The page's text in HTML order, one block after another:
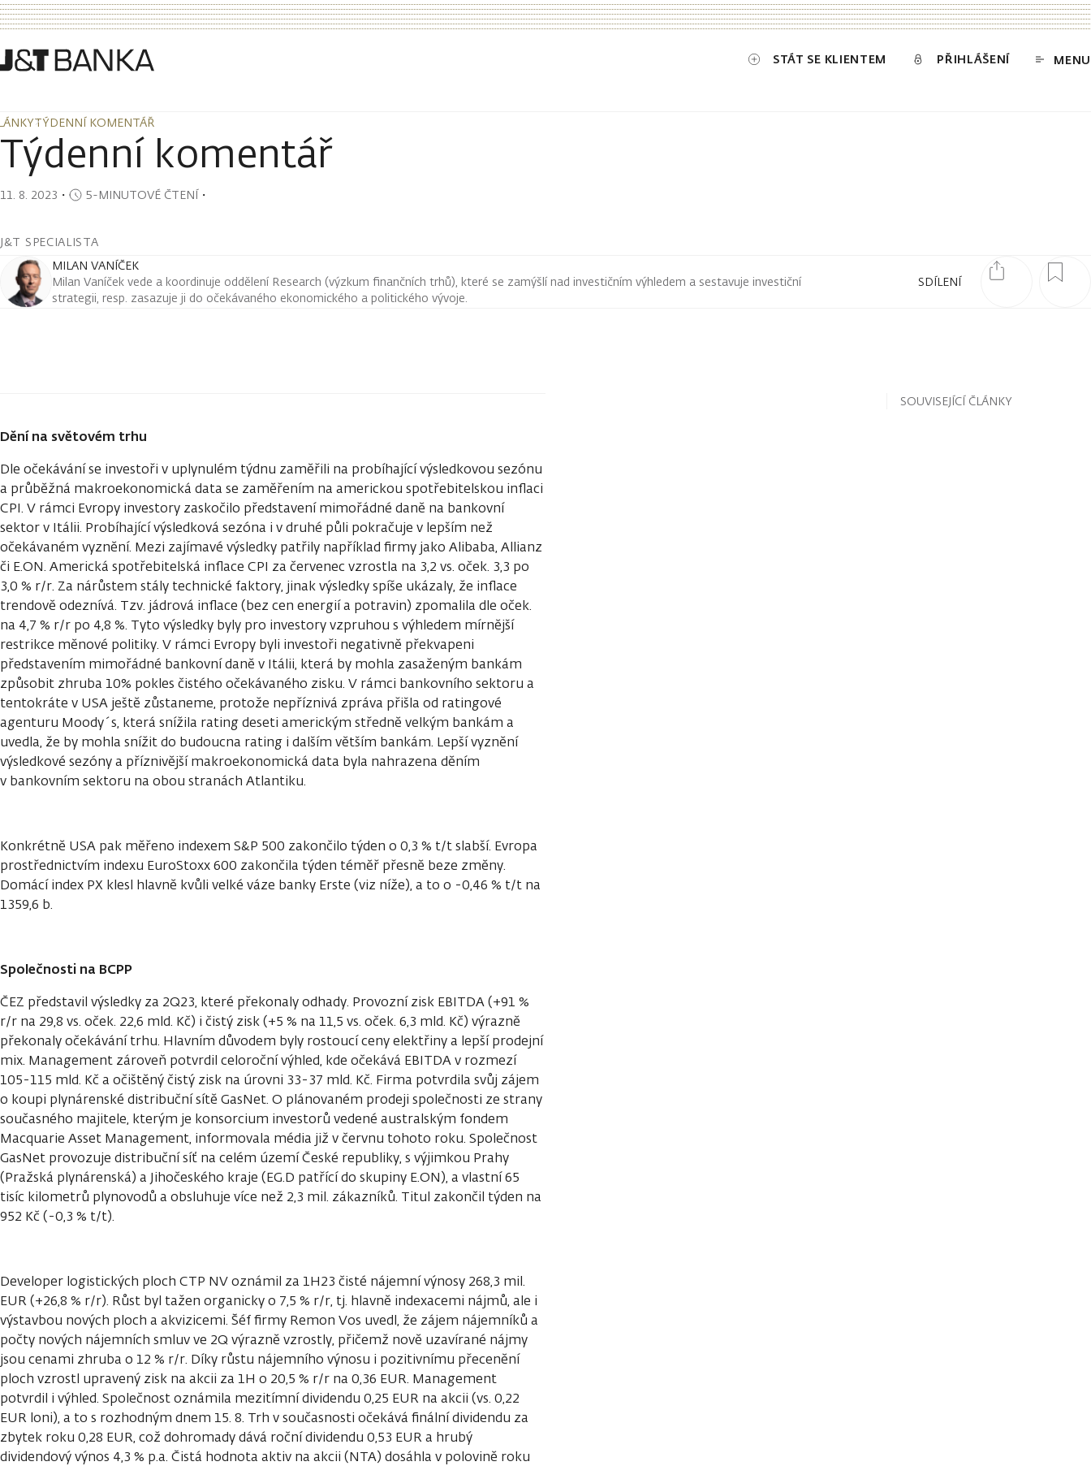
STÁT SE KLIENTEM PŘIHLÁŠENÍ MENU
TÝDENNÍ KOMENTÁŘ
TÝDENNÍ KOMENTÁŘ
Týdenní komentář
11. 8. 2023 ・ 5-MINUTOVÉ ČTENÍ・
J&T SPECIALISTA
SDÍLENÍ
MILAN VANÍČEK
Milan Vaníček vede a koordinuje oddělení Research (výzkum finančních trhů), které se zamýšlí nad investičním výhledem a sestavuje investiční
strategii, resp. zasazuje ji do očekávaného ekonomického a politického vývoje.
Dění na světovém trhu
Dle očekávání se investoři v uplynulém týdnu zaměřili na probíhající výsledkovou sezónu
a průběžná makroekonomická data se zaměřením na americkou spotřebitelskou inflaci
CPI. V rámci Evropy investory zaskočilo představení mimořádné daně na bankovní
sektor v Itálii. Probíhající výsledková sezóna i v druhé půli pokračuje v lepším než
očekávaném vyznění. Mezi zajímavé výsledky patřily například firmy jako Alibaba, Allianz
či E.ON. Americká spotřebitelská inflace CPI za červenec vzrostla na 3,2 vs. oček. 3,3 po
3,0 % r/r. Za nárůstem stály technické faktory, jinak výsledky spíše ukázaly, že inflace
trendově odeznívá. Tzv. jádrová inflace (bez cen energií a potravin) zpomalila dle oček.
na 4,7 % r/r po 4,8 %. Tyto výsledky byly pro investory vzpruhou s výhledem mírnější
restrikce měnové politiky. V rámci Evropy byli investoři negativně překvapeni
představením mimořádné bankovní daně v Itálii, která by mohla zasaženým bankám
způsobit zhruba 10% pokles čistého očekávaného zisku. V rámci bankovního sektoru a
tentokráte v USA ještě zůstaneme, protože nepříznivá zpráva přišla od ratingové
agenturu Moody´s, která snížila rating deseti americkým středně velkým bankám a
uvedla, že by mohla snížit do budoucna rating i dalším větším bankám. Lepší vyznění
výsledkové sezóny a příznivější makroekonomická data byla nahrazena děním
v bankovním sektoru na obou stranách Atlantiku.
Konkrétně USA pak měřeno indexem S&P 500 zakončilo týden o 0,3 % t/t slabší. Evropa
prostřednictvím indexu EuroStoxx 600 zakončila týden téměř přesně beze změny.
Domácí index PX klesl hlavně kvůli velké váze banky Erste (viz níže), a to o -0,46 % t/t na
1359,6 b.
Společnosti na BCPP
ČEZ představil výsledky za 2Q23, které překonaly odhady. Provozní zisk EBITDA (+91 %
r/r na 29,8 vs. oček. 22,6 mld. Kč) i čistý zisk (+5 % na 11,5 vs. oček. 6,3 mld. Kč) výrazně
překonaly očekávání trhu. Hlavním důvodem byly rostoucí ceny elektřiny a lepší prodejní
mix. Management zároveň potvrdil celoroční výhled, kde očekává EBITDA v rozmezí
105-115 mld. Kč a očištěný čistý zisk na úrovni 33-37 mld. Kč. Firma potvrdila svůj zájem
o koupi plynárenské distribuční sítě GasNet. O plánovaném prodeji společnosti ze strany
současného majitele, kterým je konsorcium investorů vedené australským fondem
Macquarie Asset Management, informovala média již v červnu tohoto roku. Společnost
GasNet provozuje distribuční síť na celém území České republiky, s výjimkou Prahy
(Pražská plynárenská) a Jihočeského kraje (EG.D patřící do skupiny E.ON), a vlastní 65
tisíc kilometrů plynovodů a obsluhuje více než 2,3 mil. zákazníků. Titul zakončil týden na
952 Kč (-0,3 % t/t).
Developer logistických ploch CTP NV oznámil za 1H23 čisté nájemní výnosy 268,3 mil.
EUR (+26,8 % r/r). Růst byl tažen organicky o 7,5 % r/r, tj. hlavně indexacemi nájmů, ale i
výstavbou nových ploch a akvizicemi. Šéf firmy Remon Vos uvedl, že zájem nájemníků a
počty nových nájemních smluv ve 2Q výrazně vzrostly, přičemž nově uzavírané nájmy
jsou cenami zhruba o 12 % r/r. Díky růstu nájemního výnosu i pozitivnímu přecenění
ploch vzrostl upravený zisk na akcii za 1H o 20,5 % r/r na 0,36 EUR. Management
potvrdil i výhled. Společnost oznámila mezitímní dividendu 0,25 EUR na akcii (vs. 0,22
EUR loni), a to s rozhodným dnem 15. 8. Trh v současnosti očekává finální dividendu za
zbytek roku 0,28 EUR, což dohromady dává roční dividendu 0,53 EUR a hrubý
dividendový výnos 4,3 % p.a. Čistá hodnota aktiv na akcii (NTA) dosáhla v polovině roku
SOUVISEJÍCÍ ČLÁNKY